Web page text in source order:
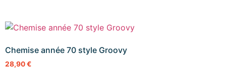
Chemise année 70 style Groovy
28,90€